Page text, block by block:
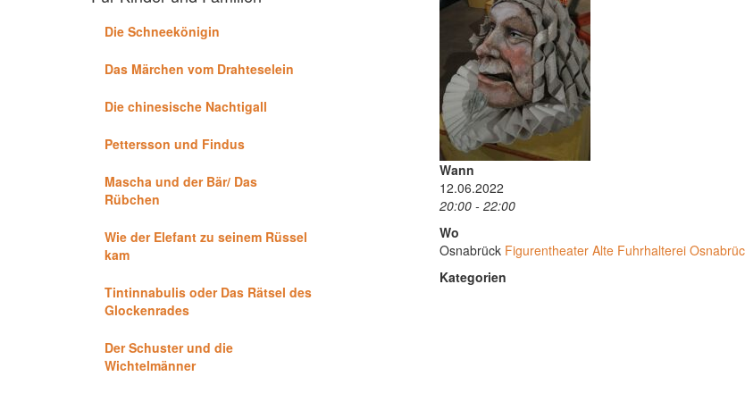
Die Schneekönigin
Das Märchen vom Drahteselein
Die chinesische Nachtigall
Pettersson und Findus
Mascha und der Bär/ Das
Rübchen
Wie der Elefant zu seinem Rüssel
kam
Tintinnabulis oder Das Rätsel des
Glockenrades
Der Schuster und die
Wichtelmänner
Wann
12.06.2022
20:00 - 22:00
Wo
Osnabrück Figurentheater Alte Fuhrhalterei
Kategorien